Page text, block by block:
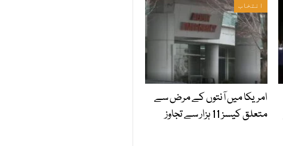
انتخاب
امریکا میں آنتوں کے مرض سے
متعلق کیسز 11 ہزار سے تجاوز